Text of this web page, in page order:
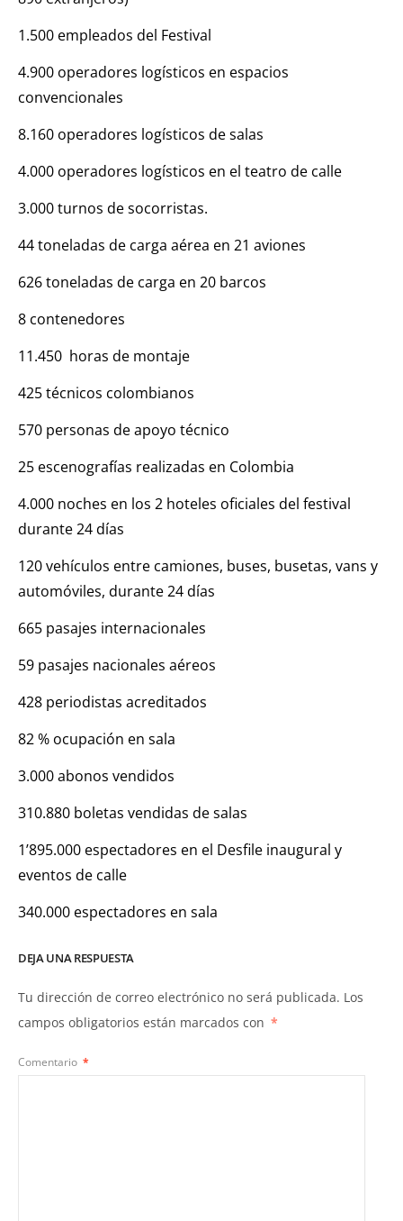
1.500 empleados del Festival
4.900 operadores logísticos en espacios
convencionales
8.160 operadores logísticos de salas
4.000 operadores logísticos en el teatro de calle
3.000 turnos de socorristas.
44 toneladas de carga aérea en 21 aviones
626 toneladas de carga en 20 barcos
8 contenedores
11.450 horas de montaje
425 técnicos colombianos
570 personas de apoyo técnico
25 escenografías realizadas en Colombia
4.000 noches en los 2 hoteles oficiales del festival
durante 24 días
120 vehículos entre camiones, buses, busetas, vans y
automóviles, durante 24 días
665 pasajes internacionales
59 pasajes nacionales aéreos
428 periodistas acreditados
82 % ocupación en sala
3.000 abonos vendidos
310.880 boletas vendidas de salas
1’895.000 espectadores en el Desfile inaugural y
eventos de calle
340.000 espectadores en sala
DEJA UNA RESPUESTA
Tu dirección de correo electrónico no será publicada. Los
campos obligatorios están marcados con *
Comentario *